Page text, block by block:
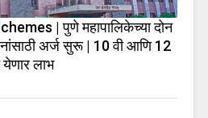
| पुणे महापालिकेच्या दोन
अर्ज सुरू | 10 वी आणि 12
येणार लाभ